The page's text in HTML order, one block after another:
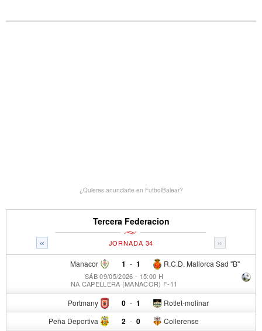
¿Quieres anunciarte en FutbolBalear?
Tercera Federacion
« »
JORNADA 34
Manacor 1 - R.C.D. Mallorca Sad "B"
1
SÁB 09/05/2026 - 15:00 H
NA CAPELLERA (MANACOR) F-11
Portmany 0 - Rotlet-molinar
1
Peña Deportiva 2 - Collerense
0